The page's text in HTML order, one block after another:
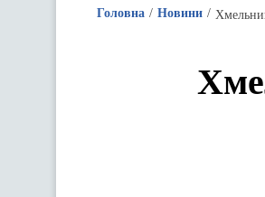
Головна Новини